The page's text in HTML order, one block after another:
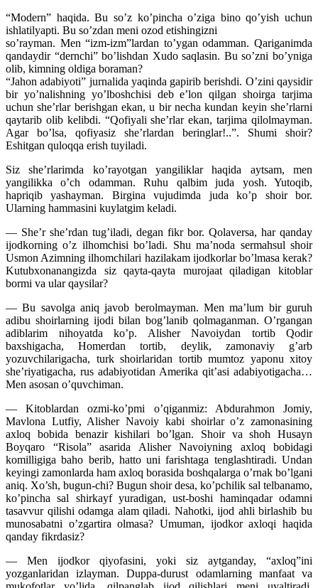
“Modern” haqida. Bu so’z ko’pincha o’ziga bino qo’yish uchun
ishlatilyapti. Bu so’zdan meni ozod etishingizni
so’rayman. Men “izm-izm”lardan to’ygan odamman. Qariganimda
qandaydir “dernchi” bo’lishdan Xudo saqlasin. Bu so’zni bo’yniga
olib, kimning oldiga boraman?
“Jahon adabiyoti” jurnalida yaqinda gapirib berishdi. O’zini qaysidir
bir yo’nalishning yo’lboshchisi deb e’lon qilgan shoirga tarjima
uchun she’rlar berishgan ekan, u bir necha kundan keyin she’rlarni
qaytarib olib kelibdi. “Qofiyali she’rlar ekan, tarjima qilolmayman.
Agar bo’lsa, qofiyasiz she’rlardan beringlar!..”. Shumi shoir?
Eshitgan quloqqa erish tuyiladi.
Siz she’rlarimda ko’rayotgan yangiliklar haqida aytsam, men
yangilikka o’ch odamman. Ruhu qalbim juda yosh. Yutoqib,
hapriqib yashayman. Birgina vujudimda juda ko’p shoir bor.
Ularning hammasini kuylatgim keladi.
— She’r she’rdan tug’iladi, degan fikr bor. Qolaversa, har qanday
ijodkorning o’z ilhomchisi bo’ladi. Shu ma’noda sermahsul shoir
Usmon Azimning ilhomchilari hazilakam ijodkorlar bo’lmasa kerak?
Kutubxonanangizda siz qayta-qayta murojaat qiladigan kitoblar
bormi va ular qaysilar?
— Bu savolga aniq javob berolmayman. Men ma’lum bir guruh
adibu shoirlarning ijodi bilan bog’lanib qolmaganman. O’rgangan
adiblarim nihoyatda ko’p. Alisher Navoiydan tortib Qodir
baxshigacha, Homerdan tortib, deylik, zamonaviy g’arb
yozuvchilarigacha, turk shoirlaridan tortib mumtoz yaponu xitoy
she’riyatigacha, rus adabiyotidan Amerika qit’asi adabiyotigacha…
Men asosan o’quvchiman.
— Kitoblardan ozmi-ko’pmi o’qiganmiz: Abdurahmon Jomiy,
Mavlona Lutfiy, Alisher Navoiy kabi shoirlar o’z zamonasining
axloq bobida benazir kishilari bo’lgan. Shoir va shoh Husayn
Boyqaro “Risola” asarida Alisher Navoiyning axloq bobidagi
komilligiga baho berib, hatto uni farishtaga tenglashtiradi. Undan
keyingi zamonlarda ham axloq borasida boshqalarga o’rnak bo’lgani
aniq. Xo’sh, bugun-chi? Bugun shoir desa, ko’pchilik sal telbanamo,
ko’pincha sal shirkayf yuradigan, ust-boshi haminqadar odamni
tasavvur qilishi odamga alam qiladi. Nahotki, ijod ahli birlashib bu
munosabatni o’zgartira olmasa? Umuman, ijodkor axloqi haqida
qanday fikrdasiz?
— Men ijodkor qiyofasini, yoki siz aytganday, “axloq”ini
yozganlaridan izlayman. Duppa-durust odamlarning manfaat va